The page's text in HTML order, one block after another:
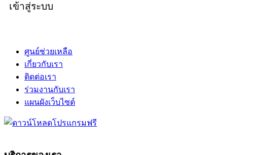
เข้าสู่ระบบ
ศูนย์ช่วยเหลือ
เกี่ยวกับเรา
ติดต่อเรา
ร่วมงานกับเรา
แผนผังเว็บไซต์